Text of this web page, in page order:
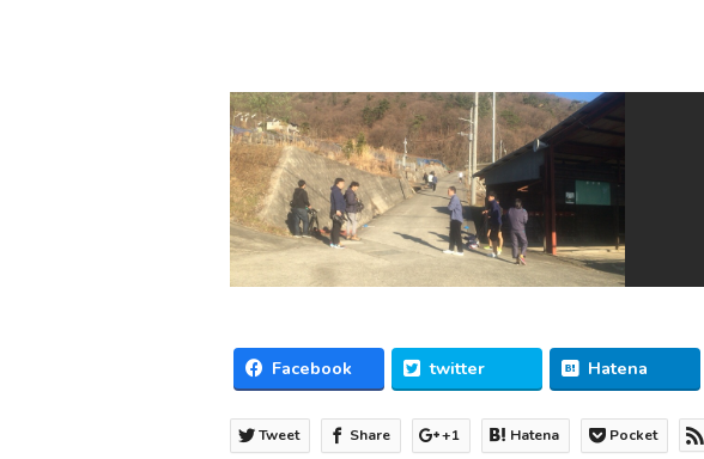
Facebook twitter Hatena
Tweet Share +1 Hatena Pocket